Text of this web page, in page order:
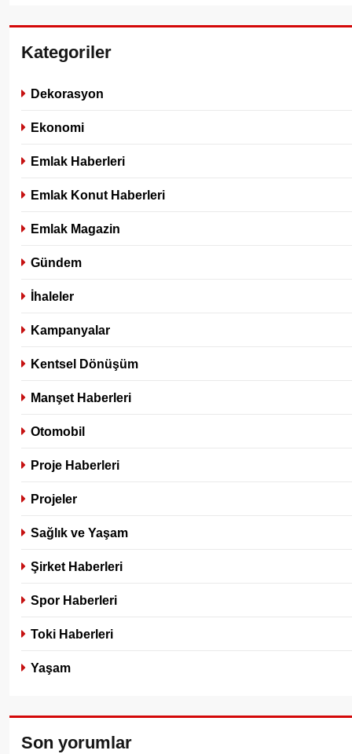
Kategoriler
Dekorasyon
Ekonomi
Emlak Haberleri
Emlak Konut Haberleri
Emlak Magazin
Gündem
İhaleler
Kampanyalar
Kentsel Dönüşüm
Manşet Haberleri
Otomobil
Proje Haberleri
Projeler
Sağlık ve Yaşam
Şirket Haberleri
Spor Haberleri
Toki Haberleri
Yaşam
Son yorumlar